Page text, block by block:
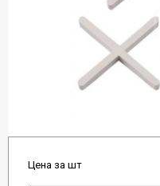
Цена за шт